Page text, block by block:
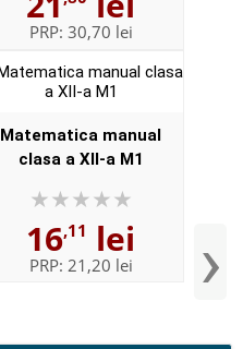
PRP: 30,70 lei
Matematica manual
clasa a XII-a M1
16,11 lei
PRP: 21,20 lei ›